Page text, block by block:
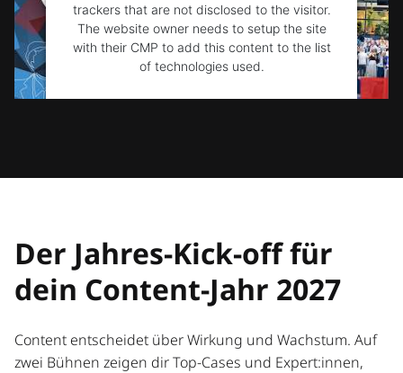
trackers that are not disclosed to the visitor.
The website owner needs to setup the site
with their CMP to add this content to the list
of technologies used.
Powered byUsercentrics Consent
Der Jahres-Kick-off für
dein Content-Jahr 2027
Content entscheidet über Wirkung und Wachstum. Auf
zwei Bühnen zeigen dir Top-Cases und Expert:innen,